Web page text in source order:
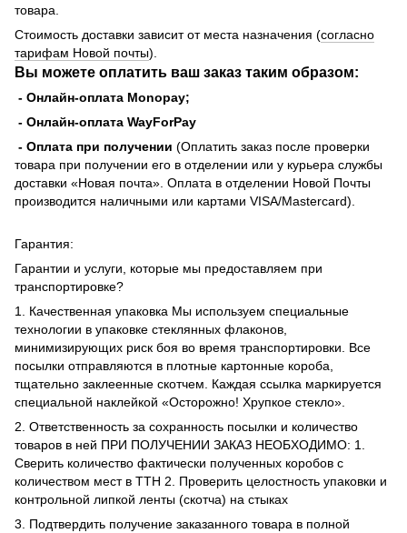
товара.
Стоимость доставки зависит от места назначения (согласно
тарифам Новой почты).
Вы можете оплатить ваш заказ таким образом:
- Онлайн-оплата Monopay;
- Онлайн-оплата WayForPay
- Оплата при получении (Оплатить заказ после проверки
товара при получении его в отделении или у курьера службы
доставки «Новая почта». Оплата в отделении Новой Почты
производится наличными или картами VISA/Mastercard).
Гарантия:
Гарантии и услуги, которые мы предоставляем при
транспортировке?
1. Качественная упаковка Мы используем специальные
технологии в упаковке стеклянных флаконов,
минимизирующих риск боя во время транспортировки. Все
посылки отправляются в плотные картонные короба,
тщательно заклеенные скотчем. Каждая ссылка маркируется
специальной наклейкой «Осторожно! Хрупкое стекло».
2. Ответственность за сохранность посылки и количество
товаров в ней ПРИ ПОЛУЧЕНИИ ЗАКАЗ НЕОБХОДИМО: 1.
Сверить количество фактически полученных коробов с
количеством мест в ТТН 2. Проверить целостность упаковки и
контрольной липкой ленты (скотча) на стыках
3. Подтвердить получение заказанного товара в полной